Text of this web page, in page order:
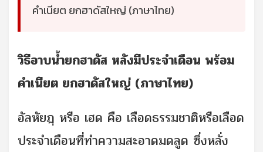
คําเนียต ยกฮาดัสใหญ่ (ภาษาไทย)
วิธีอาบน้ำยกฮาดัส หลังมีประจำเดือน พร้อม
คําเนียต ยกฮาดัสใหญ่ (ภาษาไทย)
อัลหัยฎฺ หรือ เฮด คือ เลือดธรรมชาติหรือเลือด
ประจำเดือนที่ทำความสะอาดมดลูด ซึ่งหลั่ง